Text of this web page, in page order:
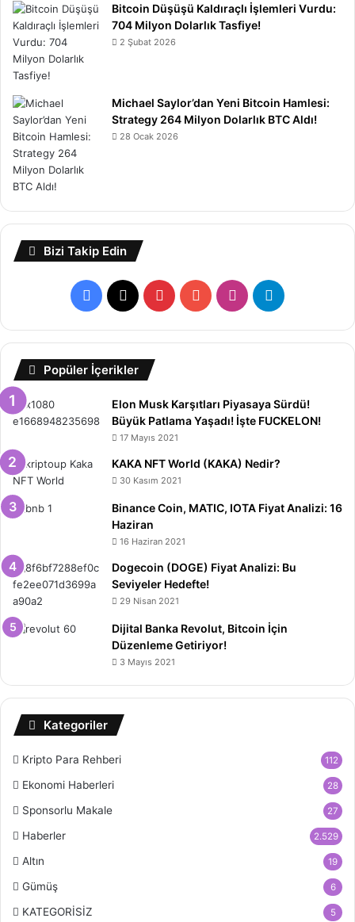
Bitcoin Düşüşü Kaldıraçlı İşlemleri Vurdu:
704 Milyon Dolarlık Tasfiye!
2 Şubat 2026
Michael Saylor’dan Yeni Bitcoin Hamlesi:
Strategy 264 Milyon Dolarlık BTC Aldı!
28 Ocak 2026
Bizi Takip Edin
Facebook
X PinterestYouTubeInstagramTelegram
Popüler İçerikler
Elon Musk Karşıtları Piyasaya Sürdü!
Büyük Patlama Yaşadı! İşte FUCKELON!
17 Mayıs 2021
KAKA NFT World (KAKA) Nedir?
30 Kasım 2021
Binance Coin, MATIC, IOTA Fiyat Analizi: 16
Haziran
16 Haziran 2021
Dogecoin (DOGE) Fiyat Analizi: Bu
Seviyeler Hedefte!
29 Nisan 2021
Dijital Banka Revolut, Bitcoin İçin
Düzenleme Getiriyor!
3 Mayıs 2021
Kategoriler
Kripto Para Rehberi 112
Ekonomi Haberleri 28
Sponsorlu Makale 27
Haberler 2.529
Altın 19
Gümüş 6
KATEGORİSİZ 5